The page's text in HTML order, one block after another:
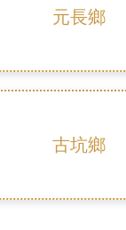
元長鄉
古坑鄉